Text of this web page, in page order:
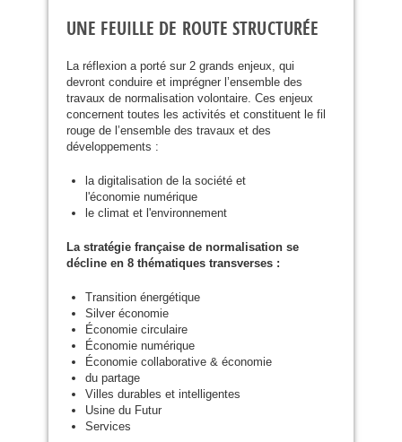
UNE FEUILLE DE ROUTE STRUCTURÉE
La réflexion a porté sur 2 grands enjeux, qui
devront conduire et imprégner l’ensemble des
travaux de normalisation volontaire. Ces enjeux
concernent toutes les activités et constituent le fil
rouge de l’ensemble des travaux et des
développements :
la digitalisation de la société et
l'économie numérique
le climat et l'environnement
La stratégie française de normalisation se
décline en 8 thématiques transverses :
Transition énergétique
Silver économie
Économie circulaire
Économie numérique
Économie collaborative &économie
du partage
Villes durables et intelligentes
Usine du Futur
Services